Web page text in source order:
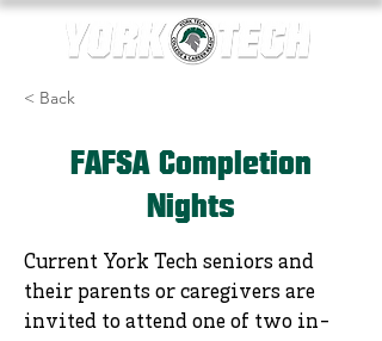
< Back
FAFSA Completion
Nights
Current York Tech seniors and
their parents or caregivers are
invited to attend one of two in-